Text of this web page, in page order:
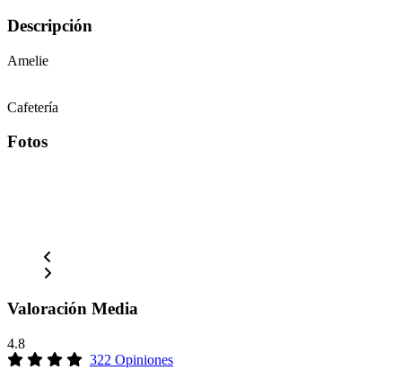
Descripción
Amelie
Cafetería
Fotos
Valoración Media
4.8
322 Opiniones